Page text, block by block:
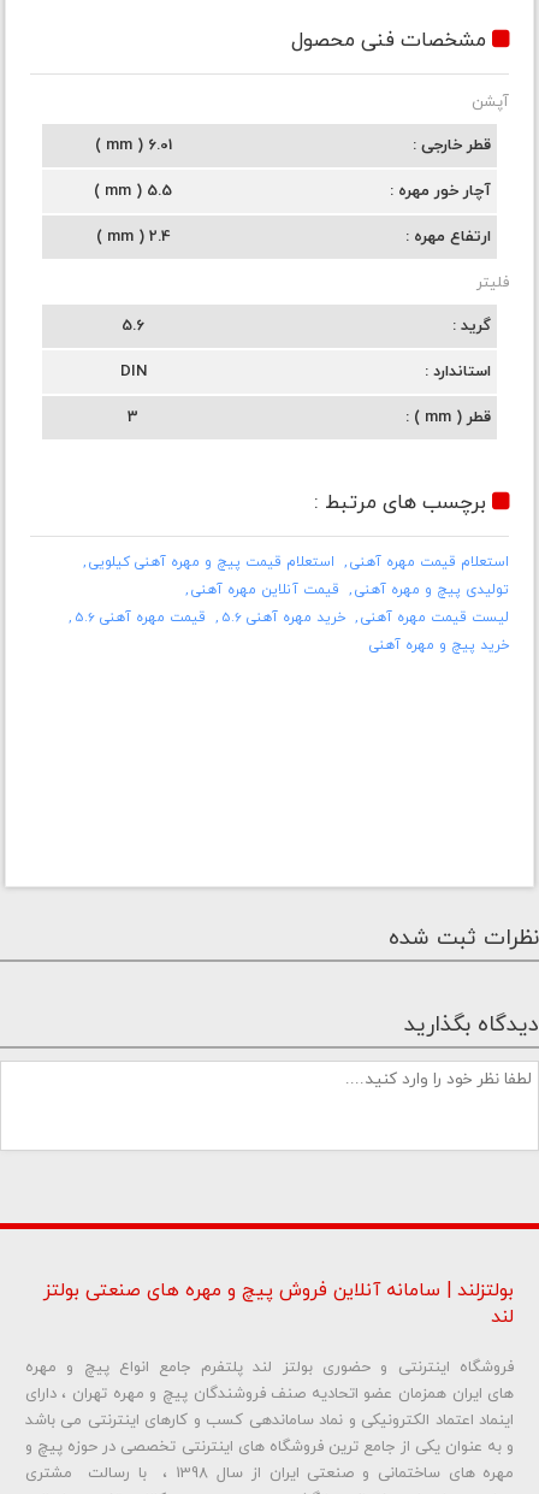
مشخصات فنی محصول
آپشن
قطر خارجی
6.01 ( mm )
آچار خور مهره 5.5 ( mm )
ارتفاع مهره 2.4 ( mm )
فلیتر
گرید
5.6
استاندارد DIN
قطر ( mm ) 3
برچسب های مرتبط :
استعلام قیمت مهره آهنی
استعلام قیمت پیچ و مهره آهنی کیلویی
تولیدی پیچ و مهره آهنی
قیمت آنلاین مهره آهنی
لیست قیمت مهره آهنی
خرید مهره آهنی 5.6
قیمت مهره آهنی 5.6
خرید پیچ و مهره آهنی
نظرات ثبت شده
دیدگاه بگذارید
شماره تلفن و ایمیل شما نمایش داده نخواهد شد.
ارسال دیدگاه
بولتزلند | سامانه آنلاین فروش پیچ و مهره های صنعتی بولتز
لند
فروشگاه اینترنتی و حضوری بولتز لند پلتفرم جامع انواع پیچ و مهره
های ایران همزمان عضو اتحادیه صنف فروشندگان پیچ و مهره تهران ، دارای
اینماد اعتماد الکترونیکی و نماد ساماندهی کسب و کارهای اینترنتی می باشد
و به عنوان یکی از جامع ترین فروشگاه های اینترنتی تخصصی در حوزه پیچ و
مهره های ساختمانی و صنعتی ایران از سال 1398 ، با رسالت مشتری